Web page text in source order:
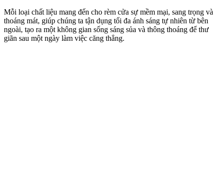
Mỗi loại chất liệu mang đến cho rèm cửa sự mềm mại, sang trọng và
thoáng mát, giúp chúng ta tận dụng tối đa ánh sáng tự nhiên từ bên
ngoài, tạo ra một không gian sống sáng sủa và thông thoáng để thư
giãn sau một ngày làm việc căng thẳng.